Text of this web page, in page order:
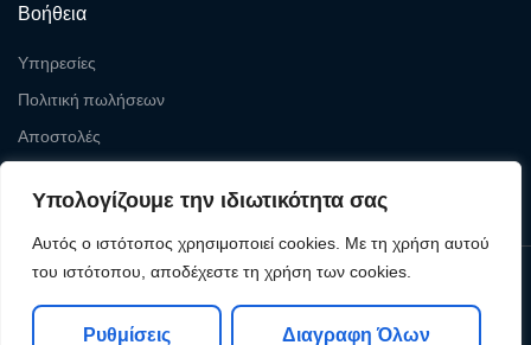
Υπολογίζουμε την ιδιωτικότητα σας
Αυτός ο ιστότοπος χρησιμοποιεί cookies. Με τη χρήση αυτού
του ιστότοπου, αποδέχεστε τη χρήση των cookies.
Ρυθμίσεις Διαγραφη Όλων
Βοήθεια
Υπηρεσίες
Πολιτική πωλήσεων
Αποστολές
Copyright © 2026Levelcom| Powered by Levelcom